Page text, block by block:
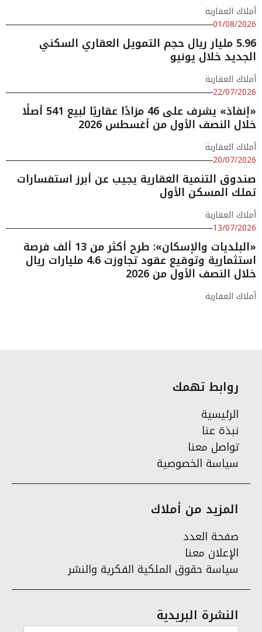
أملاك العقارية
01/08/2026
5.96 مليار ريال حجم التمويل العقاري السكني
الجديد خلال يونيو
أملاك العقارية
22/07/2026
«إنفاذ» يشرف على 46 مزادًا عقاريًا لبيع 541 أصلًا
خلال النصف الأول من أغسطس 2026
أملاك العقارية
20/07/2026
صندوق التنمية العقارية يجيب عن أبرز استفسارات
تملك المسكن الأول
أملاك العقارية
13/07/2026
«البلديات والإسكان»: طرح أكثر من 13 ألف فرصة
استثمارية وتوقيع عقود تجاوزت 4.6 مليارات ريال
خلال النصف الأول من 2026
أملاك العقارية
روابط تهمك
الرئيسية
نبذة عنا
تواصل معنا
سياسة الخصوصية
المزيد من أملاك
صفحة العدد
الإعلان معنا
سياسة حقوق الملكية الفكرية والنشر
النشرة البريدية